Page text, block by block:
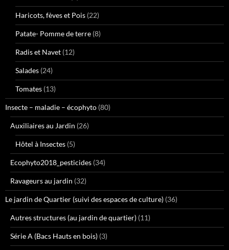
Haricots, fèves et Pois (22)
Patate- Pomme de terre (8)
Radis et Navet (12)
Salades (24)
Tomates (13)
Insecte – maladie – écophyto (80)
Auxiliaires au Jardin (26)
Hôtel à Insectes (5)
Ecophyto2018_pesticides (34)
Ravageurs au jardin (32)
Le jardin de Quartier (suivi des espaces de culture) (36)
Autres structures (au jardin de quartier) (11)
Série A (Bacs Hauts en bois) (3)